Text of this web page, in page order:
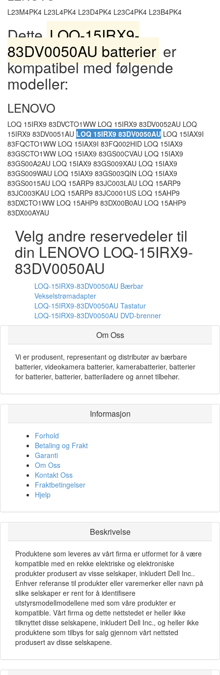
L23M4PK4 L23L4PK4 L23D4PK4 L23C4PK4 L23B4PK4
DetteLOQ-15IRX9-
83DV0050AU batterier er
kompatibel med følgende
modeller:
LENOVO
LOQ 15IRX9 83DVCTO1WW LOQ 15IRX9 83DV0052AU LOQ
15IRX9 83DV0051AU LOQ 15IRX9 83DV0050AU LOQ 15IAX9I
83FQCTO1WW LOQ 15IAX9I 83FQ002HID LOQ 15IAX9
83GSCTO1WW LOQ 15IAX9 83GS00CVAU LOQ 15IAX9
83GS00A2AU LOQ 15IAX9 83GS009XAU LOQ 15IAX9
83GS009WAU LOQ 15IAX9 83GS003QIN LOQ 15IAX9
83GS0015AU LOQ 15ARP9 83JC003LAU LOQ 15ARP9
83JC003KAU LOQ 15ARP9 83JC0001US LOQ 15AHP9
83DXCTO1WW LOQ 15AHP9 83DX00B0AU LOQ 15AHP9
83DX00AYAU
Velg andre reservedeler til
din LENOVO LOQ-15IRX9-
83DV0050AU
LOQ-15IRX9-83DV0050AU Bærbar
Vekselstrømadapter
LOQ-15IRX9-83DV0050AU Tastatur
LOQ-15IRX9-83DV0050AU DVD-brenner
Om Oss
Vi er produsent, representant og distributør av bærbare
batterier, videokamera batterier, kamerabatterier, batterier
for batterier, batterier, batteriladere og annet tilbehør.
Informasjon
Forhold
Betaling og Frakt
Garanti
Om Oss
Kontakt Oss
Fraktbetingelser
Hjelp
Beskrivelse
Produktene som leveres av vårt firma er utformet for å være
kompatible med en rekke elektriske og elektroniske
produkter produsert av visse selskaper, inkludert Dell Inc..
Enhver referanse til produkter eller varemerker eller navn på
slike selskaper er rent for å identifisere
utstyrsmodellmodellene med som våre produkter er
kompatible. Vårt firma og dette nettstedet er heller ikke
tilknyttet disse selskapene, inkludert Dell Inc., og heller ikke
produktene som tilbys for salg gjennom vårt nettsted
produsert av disse selskapene.